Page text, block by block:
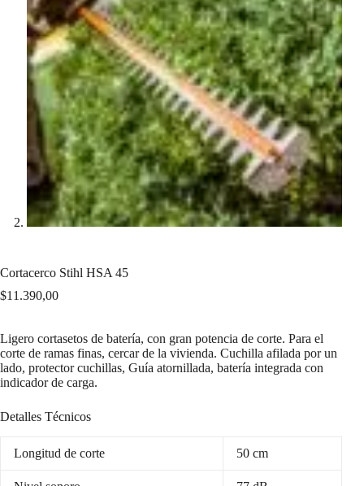
Cortacerco Stihl HSA 45
$11.390,00
Ligero cortasetos de batería, con gran potencia de corte. Para el
corte de ramas finas, cercar de la vivienda. Cuchilla afilada por un
lado, protector cuchillas, Guía atornillada, batería integrada con
indicador de carga.
Detalles Técnicos
Longitud de corte 50 cm